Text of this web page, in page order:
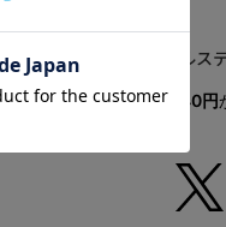
【Mid-Century MODERN
完売カラーは「再入荷」
再入荷時にメールまたは
※メールでの再入荷は、
-
サイズの測り方について
購入特典「オリジナルス
なら月々10,340円